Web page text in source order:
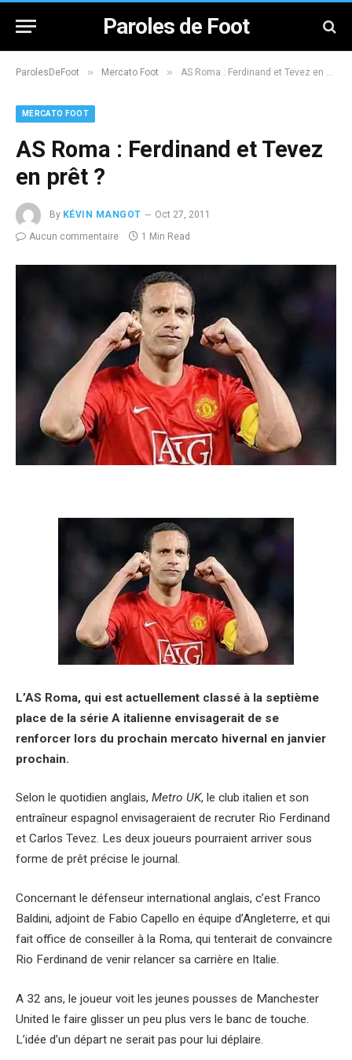
Paroles de Foot
ParolesDeFoot » Mercato Foot » AS Roma : Ferdinand et Tevez en prêt ?
MERCATO FOOT
AS Roma : Ferdinand et Tevez
en prêt ?
By KÉVIN MANGOT
Oct 27, 2011
Aucun commentaire
1 Min Read
L’AS Roma, qui est actuellement classé à la septième
place de la série A italienne envisagerait de se
renforcer lors du prochain mercato hivernal en janvier
prochain.
Selon le quotidien anglais, Metro UK, le club italien et son
entraîneur espagnol envisageraient de recruter Rio Ferdinand
et Carlos Tevez. Les deux joueurs pourraient arriver sous
forme de prêt précise le journal.
Concernant le défenseur international anglais, c’est Franco
Baldini, adjoint de Fabio Capello en équipe d’Angleterre, et qui
fait office de conseiller à la Roma, qui tenterait de convaincre
Rio Ferdinand de venir relancer sa carrière en Italie.
A 32 ans, le joueur voit les jeunes pousses de Manchester
United le faire glisser un peu plus vers le banc de touche.
L’idée d’un départ ne serait pas pour lui déplaire.